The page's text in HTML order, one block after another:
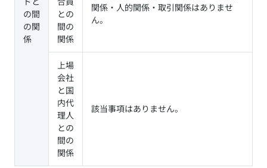
の間
の関
係
との
間の
関係
関係・人的関係・取引関係はありませ
ん。
上場
会社
と国
内代
理人
との
間の
関係
該当事項はありません。